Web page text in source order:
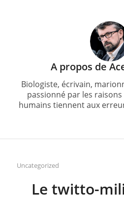
A propos de
Biologiste, écrivain,
passionné par les
humains tiennent aux
Uncategorized
Le twitto-